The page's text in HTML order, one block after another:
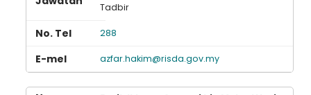
Tadbir
288
azfar.hakim@risda.gov.my